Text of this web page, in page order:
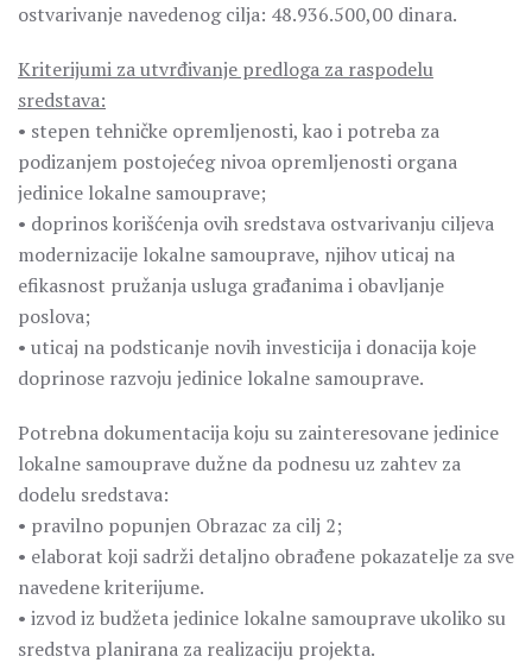
ostvarivanje navedenog cilja: 48.936.500,00 dinara.
Kriterijumi za utvrđivanje predloga za raspodelu
sredstava:
• stepen tehničke opremljenosti, kao i potreba za
podizanjem postojećeg nivoa opremljenosti organa
jedinice lokalne samouprave;
• doprinos korišćenja ovih sredstava ostvarivanju ciljeva
modernizacije lokalne samouprave, njihov uticaj na
efikasnost pružanja usluga građanima i obavljanje
poslova;
• uticaj na podsticanje novih investicija i donacija koje
doprinose razvoju jedinice lokalne samouprave.
Potrebna dokumentacija koju su zainteresovane jedinice
lokalne samouprave dužne da podnesu uz zahtev za
dodelu sredstava:
• pravilno popunjen Obrazac za cilj 2;
• elaborat koji sadrži detaljno obrađene pokazatelje za sve
navedene kriterijume.
• izvod iz budžeta jedinice lokalne samouprave ukoliko su
sredstva planirana za realizaciju projekta.